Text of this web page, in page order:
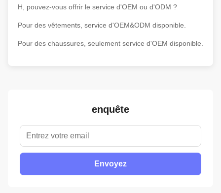
H, pouvez-vous offrir le service d'OEM ou d'ODM ?
Pour des vêtements, service d'OEM&ODM disponible.
Pour des chaussures, seulement service d'OEM disponible.
enquête
Envoyez